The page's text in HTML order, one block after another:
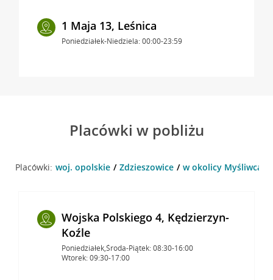
1 Maja 13, Leśnica
Poniedziałek-Niedziela: 00:00-23:59
Placówki w pobliżu
Placówki: woj. opolskie Zdzieszowice w okolicy Myśliwca
Wojska Polskiego 4, Kędzierzyn-
Koźle
Poniedziałek,Środa-Piątek: 08:30-16:00
Wtorek: 09:30-17:00